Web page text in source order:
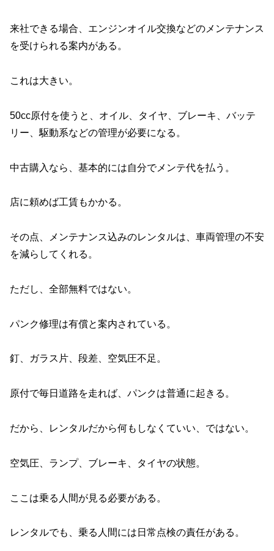
来社できる場合、エンジンオイル交換などのメンテナンス
を受けられる案内がある。
これは大きい。
50cc原付を使うと、オイル、タイヤ、ブレーキ、バッテ
リー、駆動系などの管理が必要になる。
中古購入なら、基本的には自分でメンテ代を払う。
店に頼めば工賃もかかる。
その点、メンテナンス込みのレンタルは、車両管理の不安
を減らしてくれる。
ただし、全部無料ではない。
パンク修理は有償と案内されている。
釘、ガラス片、段差、空気圧不足。
原付で毎日道路を走れば、パンクは普通に起きる。
だから、レンタルだから何もしなくていい、ではない。
空気圧、ランプ、ブレーキ、タイヤの状態。
ここは乗る人間が見る必要がある。
レンタルでも、乗る人間には日常点検の責任がある。